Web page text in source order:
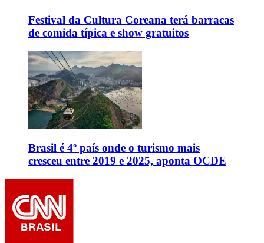
Festival da Cultura Coreana terá barracas
de comida típica e show gratuitos
Brasil é 4º país onde o turismo mais
cresceu entre 2019 e 2025, aponta OCDE